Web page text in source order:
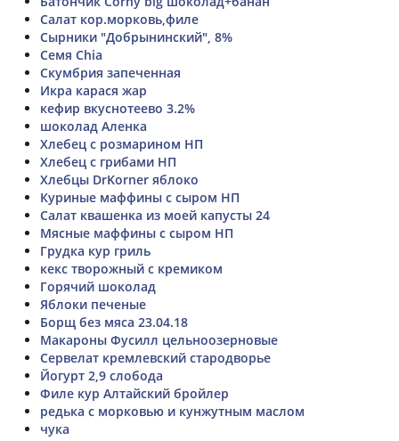
Салат кор.морковь,филе
Сырники "Добрынинский", 8%
Семя Chia
Скумбрия запеченная
Икра карася жар
кефир вкуснотеево 3.2%
шоколад Аленка
Хлебец с розмарином НП
Хлебец с грибами НП
Хлебцы DrKorner яблоко
Куриные маффины с сыром НП
Салат квашенка из моей капусты 24
Мясные маффины с сыром НП
Грудка кур гриль
кекс творожный с кремиком
Горячий шоколад
Яблоки печеные
Борщ без мяса 23.04.18
Макароны Фусилл цельноозерновые
Сервелат кремлевский стародворье
Йогурт 2,9 слобода
Филе кур Алтайский бройлер
редька с морковью и кунжутным маслом
чука